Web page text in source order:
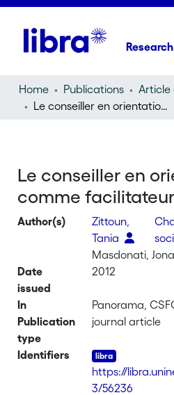
Home Publications
Le conseiller en orientation comme facilitateur
Le conseiller en
comme facilitateur
Author(s)
Zittoun,
Tania
Masdonati,
Date
issued
2012
In
Panorama,
Publication
type
journal article
Identifiers
https://
3/56236